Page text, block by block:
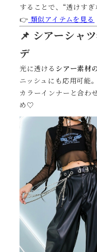
することで、“透けすぎ
👉 類似アイテムを見る
📌 シアーシャ
デ
光に透ける シアー素材
ニッシュにも応用可能。
カラーインナーと合わ
め♡